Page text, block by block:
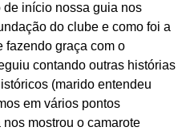
início nossa guia nos
do clube e como foi a
fazendo graça com o
contando outras histórias
(marido entendeu
em vários pontos
mostrou o camarote